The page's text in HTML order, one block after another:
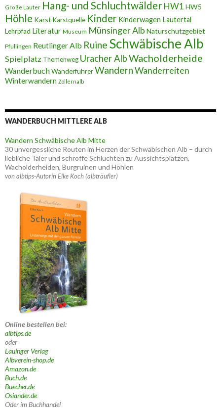
Große Lauter Hang- und SchluchtwälderHW1 HW5
Höhle Karst Karstquelle Kinder Kinderwagen Lautertal
Lehrpfad Literatur Museum Münsinger Alb Naturschutzgebiet
Pfullingen Reutlinger Alb Ruine Schwäbische Alb
Spielplatz Themenweg Uracher AlbWacholderheide
WanderbuchWanderführerWandernWanderreiten
Winterwandern Zollernalb
WANDERBUCH MITTLERE ALB
Wandern Schwäbische Alb Mitte
30 unvergessliche Routen im Herzen der Schwäbischen Alb – durch
liebliche Täler und schroffe Schluchten zu Aussichtsplätzen,
Wacholderheiden, Burgruinen und Höhlen
von albtips-Autorin Elke Koch (albträufler)
Online bestellen bei:
albtips.de
oder
Lauinger Verlag
Albverein-shop.de
Amazon.de
Buch.de
Buecher.de
Osiander.de
Oder im Buchhandel